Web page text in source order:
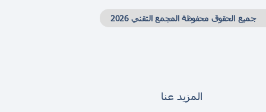
جميع الحقوق محفوظة المجمع التقني 2026
المزيد عنا